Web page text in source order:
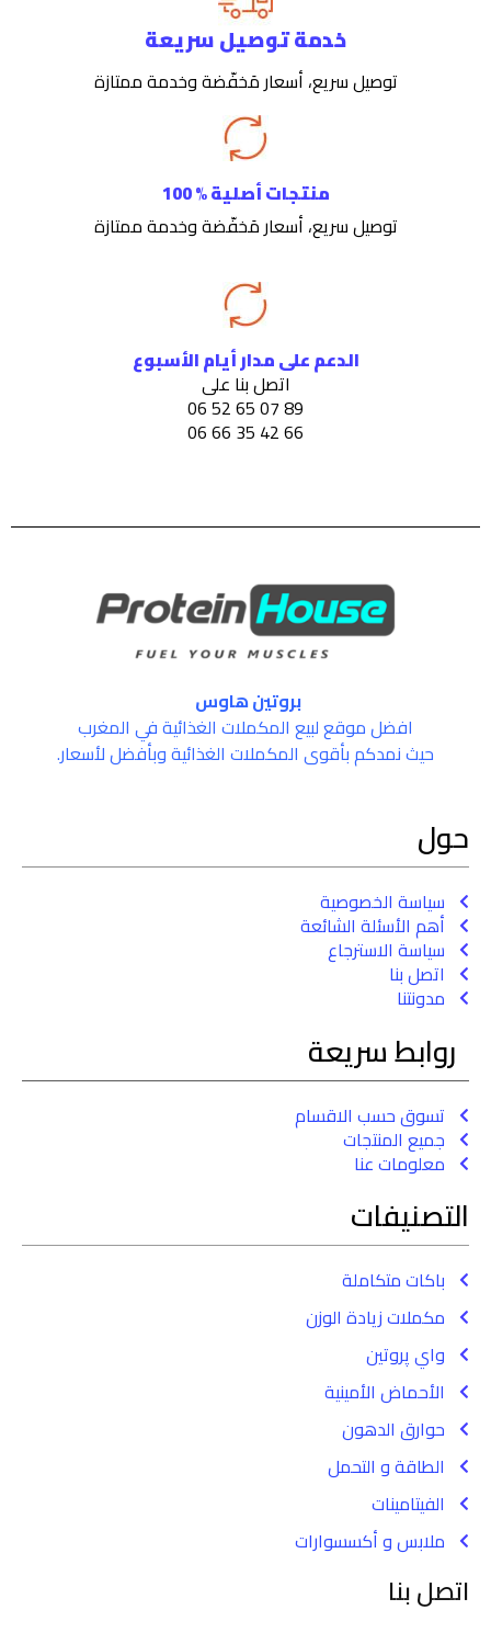
خدمة توصيل سريعة
توصيل سريع، أسعار مَخفّضة وخدمة ممتازة
منتجات أصلية % 100
توصيل سريع، أسعار مَخفّضة وخدمة ممتازة
الدعم على مدار أيام الأسبوع
اتصل بنا على
89 07 65 52 06
66 42 35 66 06
بروتين هاوس
افضل موقع لبيع المكملات الغذائية في المغرب
حيث نمدكم بأقوى المكملات الغذائية وبأفضل لأسعار.
حول
سياسة الخصوصية
أهم الأسئلة الشائعة
سياسة الاسترجاع
اتصل بنا
مدونتنا
روابط سريعة
تسوق حسب الاقسام
جميع المنتجات
معلومات عنا
التصنيفات
باكات متكاملة
مكملات زيادة الوزن
واي پروتين
الأحماض الأمينية
حوارق الدهون
الطاقة و التحمل
الفيتامينات
ملابس و أكسسوارات
اتصل بنا